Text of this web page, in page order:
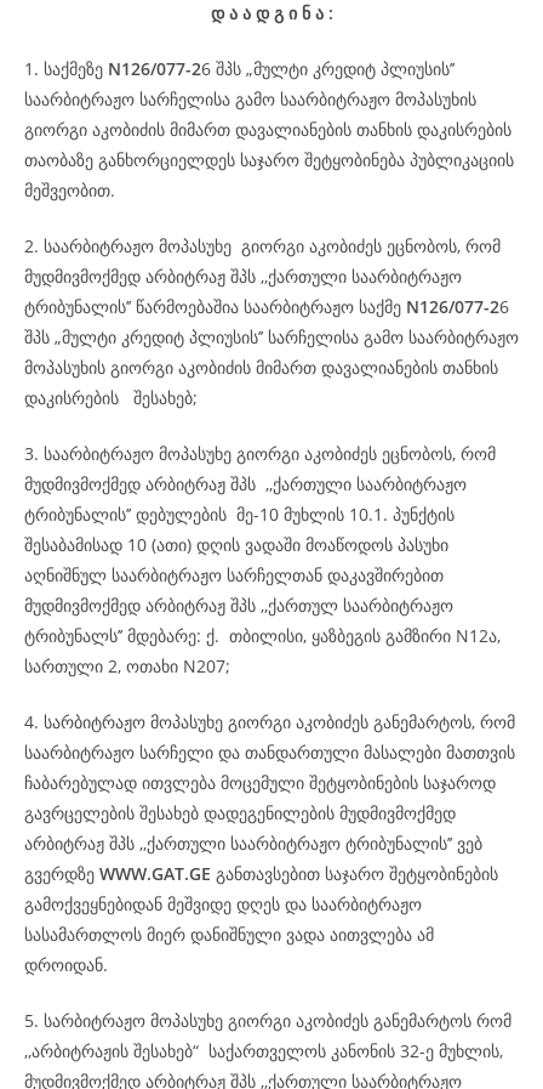
დ ა ა დ გ ი ნ ა :
1. საქმეზე N126/077-26 შპს „მულტი კრედიტ პლიუსის’’
საარბიტრაჟო სარჩელისა გამო საარბიტრაჟო მოპასუხის
გიორგი აკობიძის მიმართ დავალიანების თანხის დაკისრების
თაობაზე განხორციელდეს საჯარო შეტყობინება პუბლიკაციის
მეშვეობით.
2. საარბიტრაჟო მოპასუხე გიორგი აკობიძეს ეცნობოს, რომ
მუდმივმოქმედ არბიტრაჟ შპს ,,ქართული საარბიტრაჟო
ტრიბუნალის’’ წარმოებაშია საარბიტრაჟო საქმე N126/077-26
შპს „მულტი კრედიტ პლიუსის’’ სარჩელისა გამო საარბიტრაჟო
მოპასუხის გიორგი აკობიძის მიმართ დავალიანების თანხის
დაკისრების შესახებ;
3. საარბიტრაჟო მოპასუხე გიორგი აკობიძეს ეცნობოს, რომ
მუდმივმოქმედ არბიტრაჟ შპს ,,ქართული საარბიტრაჟო
ტრიბუნალის’’ დებულების მე-10 მუხლის 10.1. პუნქტის
შესაბამისად 10 (ათი) დღის ვადაში მოაწოდოს პასუხი
აღნიშნულ საარბიტრაჟო სარჩელთან დაკავშირებით
მუდმივმოქმედ არბიტრაჟ შპს ,,ქართულ საარბიტრაჟო
ტრიბუნალს’’ მდებარე: ქ. თბილისი, ყაზბეგის გამზირი N12ა,
სართული 2, ოთახი N207;
4. სარბიტრაჟო მოპასუხე გიორგი აკობიძეს განემარტოს, რომ
საარბიტრაჟო სარჩელი და თანდართული მასალები მათთვის
ჩაბარებულად ითვლება მოცემული შეტყობინების საჯაროდ
გავრცელების შესახებ დადეგენილების მუდმივმოქმედ
არბიტრაჟ შპს ,,ქართული საარბიტრაჟო ტრიბუნალის’’ ვებ
გვერდზე WWW.GAT.GE განთავსებით საჯარო შეტყობინების
გამოქვეყნებიდან მეშვიდე დღეს და საარბიტრაჟო
სასამართლოს მიერ დანიშნული ვადა აითვლება ამ
დროიდან.
5. სარბიტრაჟო მოპასუხე გიორგი აკობიძეს განემარტოს რომ
,,არბიტრაჟის შესახებ“ საქართველოს კანონის 32-ე მუხლის,
მუდმივმოქმედ არბიტრაჟ შპს ,,ქართული საარბიტრაჟო